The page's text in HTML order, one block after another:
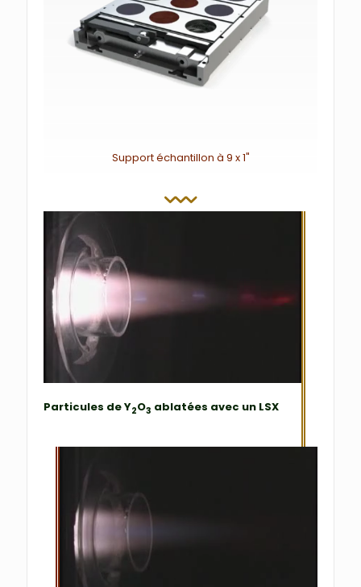
Support échantillon à 9 x 1"
Particules de Y2O3 ablatées avec un LSX